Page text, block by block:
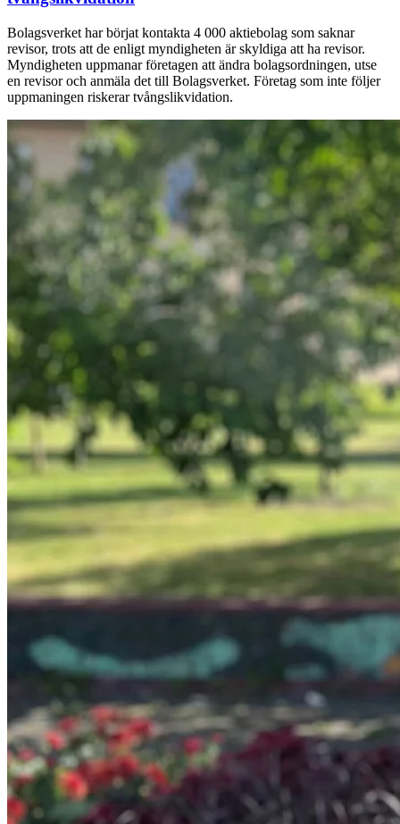
Bolagsverket har börjat kontakta 4 000 aktiebolag som saknar
revisor, trots att de enligt myndigheten är skyldiga att ha revisor.
Myndigheten uppmanar företagen att ändra bolagsordningen, utse
en revisor och anmäla det till Bolagsverket. Företag som inte följer
uppmaningen riskerar tvångslikvidation.